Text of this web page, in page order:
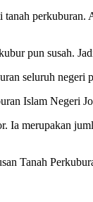
pun susah.
seluruh negeri
Islam Negeri
Ia merupakan
Tanah